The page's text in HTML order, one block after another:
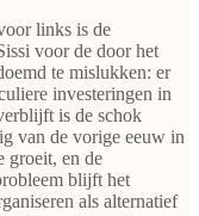
links is de
voor de door het
te mislukken: er
investeringen in
is de schok
van de vorige eeuw in
groeit, en de
blijft het
als alternatief